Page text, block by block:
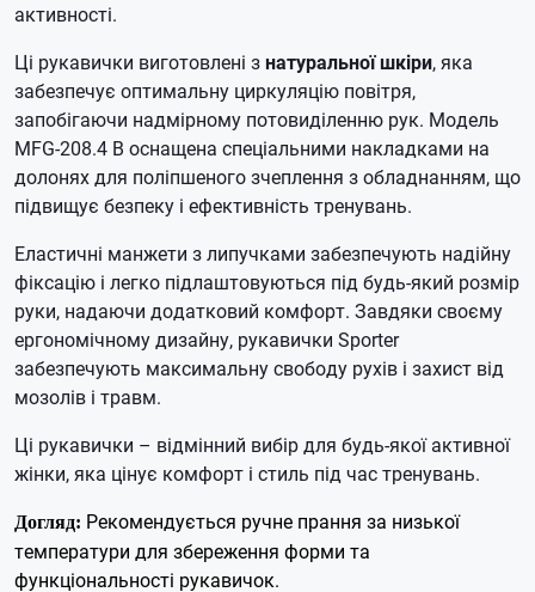
активності.
Ці рукавички виготовлені знатуральної шкіри, яка
забезпечує оптимальну циркуляцію повітря,
запобігаючи надмірному потовиділенню рук. Модель
MFG-208.4 B оснащена спеціальними накладками на
долонях для поліпшеного зчеплення з обладнанням, що
підвищує безпеку і ефективність тренувань.
Еластичні манжети з липучками забезпечують надійну
фіксацію і легко підлаштовуються під будь-який розмір
руки, надаючи додатковий комфорт. Завдяки своєму
ергономічному дизайну, рукавички Sporter
забезпечують максимальну свободу рухів і захист від
мозолів і травм.
Ці рукавички – відмінний вибір для будь-якої активної
жінки, яка цінує комфорт і стиль під час тренувань.
Догляд: Рекомендується ручне прання за низької
температури для збереження форми та
функціональності рукавичок.